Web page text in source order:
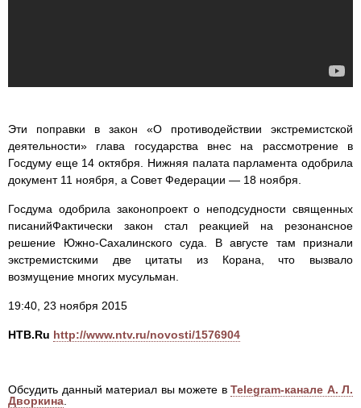
Эти поправки в закон «О противодействии экстремистcкой
деятельности» глава государства внес на рассмотрение в
Госдуму еще 14 октября. Нижняя палата парламента одобрила
документ 11 ноября, а Совет Федерации — 18 ноября.
Госдума одобрила законопроект о неподсудности священных
писанийФактически закон стал реакцией на резонансное
решение Южно-Сахалинского суда. В августе там признали
экстремистскими две цитаты из Корана, что вызвало
возмущение многих мусульман.
19:40, 23 ноября 2015
НТВ.Ru http://www.ntv.ru/novosti/1576904
Обсудить данный материал вы можете в Telegram-канале А. Л.
Дворкина